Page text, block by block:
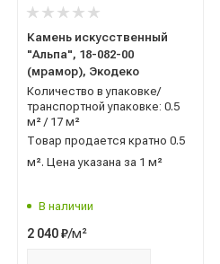
Камень искусственный
"Альпа", 18-082-00
(мрамор), Экодеко
Количество в упаковке/
транспортной упаковке: 0.5
м² / 17 м²
Товар продается кратно 0.5
м². Цена указана за 1 м²
В наличии
2 040₽/м²